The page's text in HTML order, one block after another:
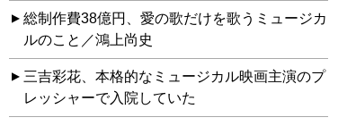
総制作費38億円、愛の歌だけを歌うミュージカ
ルのこと／鴻上尚史
三吉彩花、本格的なミュージカル映画主演のプ
レッシャーで入院していた